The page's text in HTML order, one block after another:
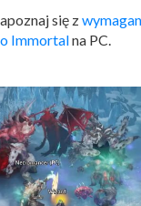
się z
Immortalna PC.